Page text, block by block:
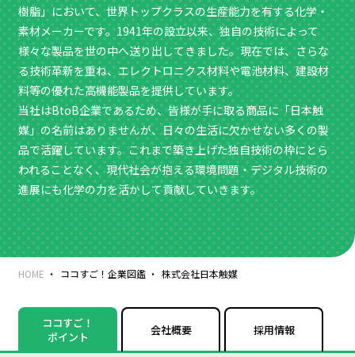
樹脂」において、世界トップクラスの生産能力を有する化学・
素材メーカーです。1941年の設立以来、独自の技術によって
様々な製品を世の中へ送り出してきました。現在では、さらな
る技術革新を重ね、エレクトロニクス材料や電池材料、建設材
料等の優れた高機能製品を提供しています。
当社はBtoB企業であるため、皆様が手に取る商品に「日本触
媒」の名前はありませんが、日々の生活に欠かせない多くの製
品で活躍しています。これまで築き上げた独自技術の枠にとら
われることなく、現代社会が抱える環境問題・デジタル技術の
進展にも化学の力を活かして貢献していきます。
HOME ココすご！企業図鑑 株式会社日本触媒
ココすご！
ポイント
会社概要 採用情報